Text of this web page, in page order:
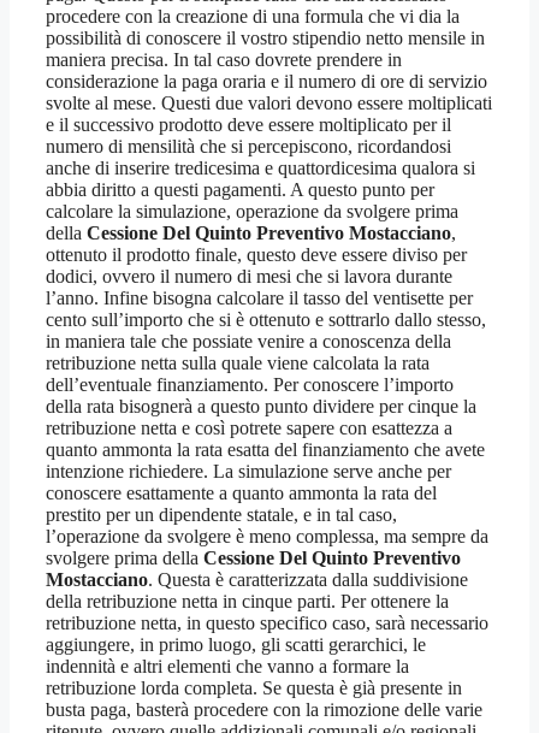
procedere con la creazione di una formula che vi dia la
possibilità di conoscere il vostro stipendio netto mensile in
maniera precisa. In tal caso dovrete prendere in
considerazione la paga oraria e il numero di ore di servizio
svolte al mese. Questi due valori devono essere moltiplicati
e il successivo prodotto deve essere moltiplicato per il
numero di mensilità che si percepiscono, ricordandosi
anche di inserire tredicesima e quattordicesima qualora si
abbia diritto a questi pagamenti. A questo punto per
calcolare la simulazione, operazione da svolgere prima
della Cessione Del Quinto Preventivo Mostacciano,
ottenuto il prodotto finale, questo deve essere diviso per
dodici, ovvero il numero di mesi che si lavora durante
l’anno. Infine bisogna calcolare il tasso del ventisette per
cento sull’importo che si è ottenuto e sottrarlo dallo stesso,
in maniera tale che possiate venire a conoscenza della
retribuzione netta sulla quale viene calcolata la rata
dell’eventuale finanziamento. Per conoscere l’importo
della rata bisognerà a questo punto dividere per cinque la
retribuzione netta e così potrete sapere con esattezza a
quanto ammonta la rata esatta del finanziamento che avete
intenzione richiedere. La simulazione serve anche per
conoscere esattamente a quanto ammonta la rata del
prestito per un dipendente statale, e in tal caso,
l’operazione da svolgere è meno complessa, ma sempre da
svolgere prima della Cessione Del Quinto Preventivo
Mostacciano. Questa è caratterizzata dalla suddivisione
della retribuzione netta in cinque parti. Per ottenere la
retribuzione netta, in questo specifico caso, sarà necessario
aggiungere, in primo luogo, gli scatti gerarchici, le
indennità e altri elementi che vanno a formare la
retribuzione lorda completa. Se questa è già presente in
busta paga, basterà procedere con la rimozione delle varie